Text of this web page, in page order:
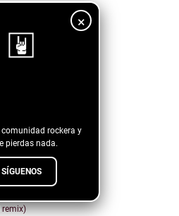
×
comunidad rockera y
pierdas nada.
SÍGUENOS
Out
Southern Boy
remix)